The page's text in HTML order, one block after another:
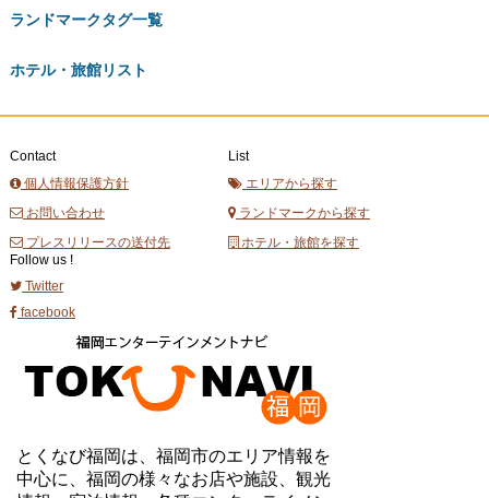
ランドマークタグ一覧
ホテル・旅館リスト
Contact
個人情報保護方針
お問い合わせ
プレスリリースの送付先
List
エリアから探す
ランドマークから探す
ホテル・旅館を探す
Follow us !
Twitter
facebook
とくなび福岡は、福岡市のエリア情報を
中心に、福岡の様々なお店や施設、観光